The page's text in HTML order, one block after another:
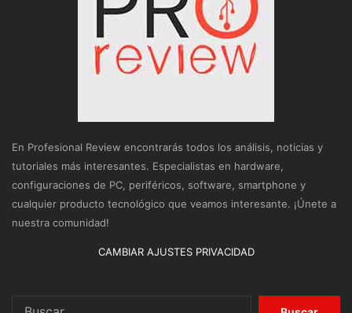
En Profesional Review encontrarás todos los análisis, noticias y
tutoriales más interesantes. Especialistas en hardware,
configuraciones de PC, periféricos, software, smartphone y
cualquier producto tecnológico que veamos interesante. ¡Únete a
nuestra comunidad!
CAMBIAR AJUSTES PRIVACIDAD